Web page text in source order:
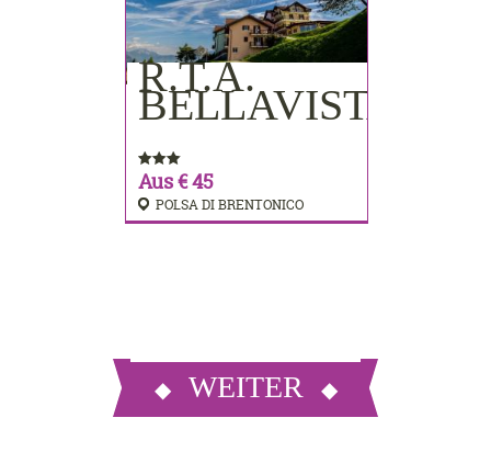
R.T.A.
BELLAVISTA
Aus € 45
POLSA DI BRENTONICO
BUCHEN
WEITER